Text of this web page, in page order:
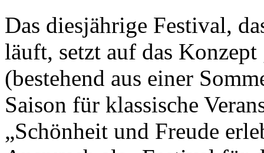
Das diesjährige Festival,
läuft, setzt auf das
(bestehend aus einer
Saison für klassische
„Schönheit und Freude